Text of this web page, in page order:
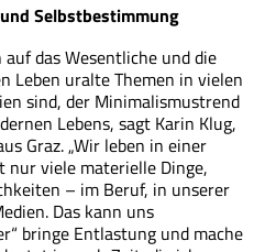
Selbstbestimmung
das Wesentliche und die
Leben uralte Themen in vielen
sind, der Minimalismustrend
Lebens, sagt Karin Klug,
Graz. „Wir leben in einer
nur viele materielle Dinge,
– im Beruf, in unserer
Das kann uns
bringe Entlastung und mache